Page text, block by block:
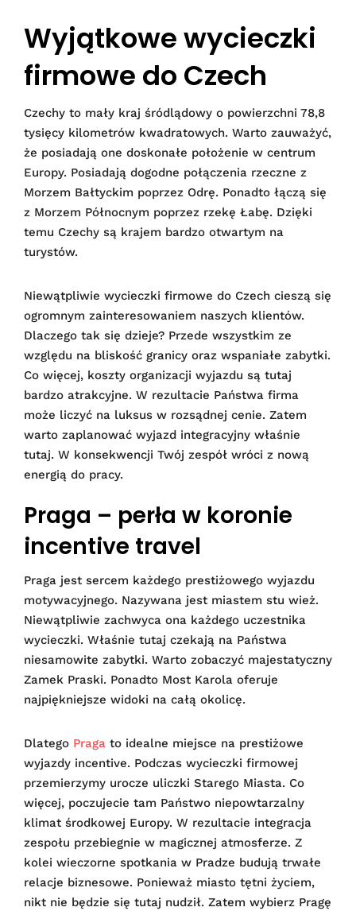
Wyjątkowe wycieczki
firmowe do Czech
Czechy to mały kraj śródlądowy o powierzchni 78,8
tysięcy kilometrów kwadratowych. Warto zauważyć,
że posiadają one doskonałe położenie w centrum
Europy. Posiadają dogodne połączenia rzeczne z
Morzem Bałtyckim poprzez Odrę. Ponadto łączą się
z Morzem Północnym poprzez rzekę Łabę. Dzięki
temu Czechy są krajem bardzo otwartym na
turystów.
Niewątpliwie wycieczki firmowe do Czech cieszą się
ogromnym zainteresowaniem naszych klientów.
Dlaczego tak się dzieje? Przede wszystkim ze
względu na bliskość granicy oraz wspaniałe zabytki.
Co więcej, koszty organizacji wyjazdu są tutaj
bardzo atrakcyjne. W rezultacie Państwa firma
może liczyć na luksus w rozsądnej cenie. Zatem
warto zaplanować wyjazd integracyjny właśnie
tutaj. W konsekwencji Twój zespół wróci z nową
energią do pracy.
Praga – perła w koronie
incentive travel
Praga jest sercem każdego prestiżowego wyjazdu
motywacyjnego. Nazywana jest miastem stu wież.
Niewątpliwie zachwyca ona każdego uczestnika
wycieczki. Właśnie tutaj czekają na Państwa
niesamowite zabytki. Warto zobaczyć majestatyczny
Zamek Praski. Ponadto Most Karola oferuje
najpiękniejsze widoki na całą okolicę.
Dlatego Praga to idealne miejsce na prestiżowe
wyjazdy incentive. Podczas wycieczki firmowej
przemierzymy urocze uliczki Starego Miasta. Co
więcej, poczujecie tam Państwo niepowtarzalny
klimat środkowej Europy. W rezultacie integracja
zespołu przebiegnie w magicznej atmosferze. Z
kolei wieczorne spotkania w Pradze budują trwałe
relacje biznesowe. Ponieważ miasto tętni życiem,
nikt nie będzie się tutaj nudził. Zatem wybierz Pragę